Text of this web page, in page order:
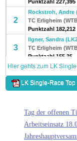
Tag der offenen
Arbeitseinsatz